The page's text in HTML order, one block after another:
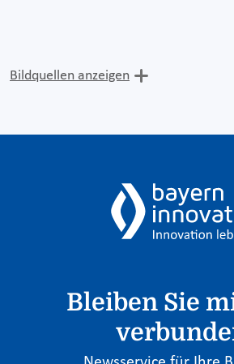
Bildquellen anzeigen
Bleiben Sie